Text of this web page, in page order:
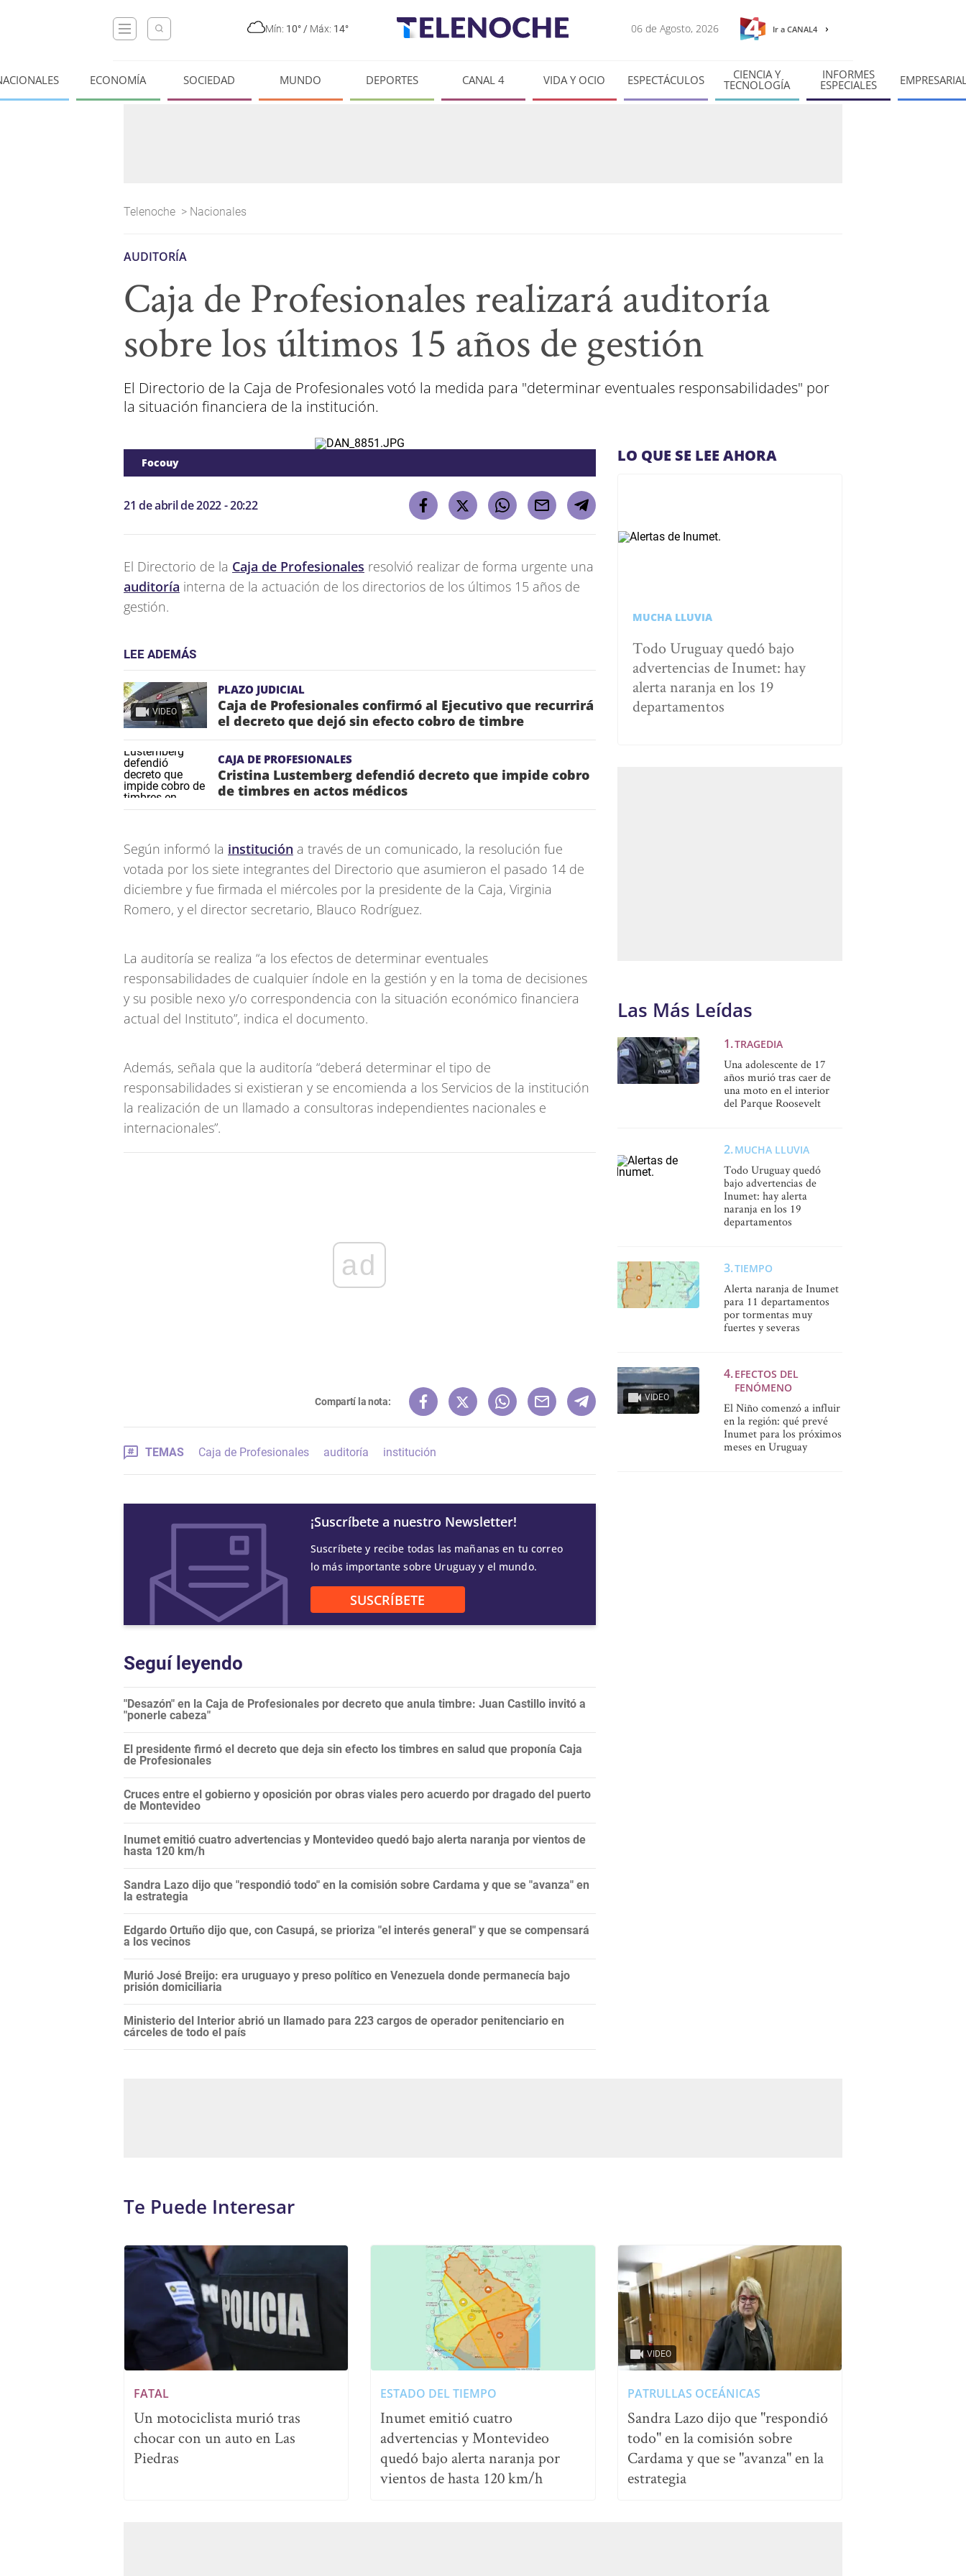
Mín: 10° / Máx: 14° 06 de Agosto, 2026 Ir a CANAL4
ECONOMÍA SOCIEDAD MUNDO DEPORTES CANAL 4 VIDA Y OCIO ESPECTÁCULOS CIENCIA Y
TECNOLOGÍA
INFORMES
ESPECIALES
Telenoche > Nacionales
AUDITORÍA
Caja de Profesionales realizará auditoría
sobre los últimos 15 años de gestión
El Directorio de la Caja de Profesionales votó la medida para "determinar eventuales responsabilidades" por
la situación financiera de la institución.
Focouy
21 de abril de 2022 - 20:22
El Directorio de la Caja de Profesionales resolvió realizar de forma urgente una
auditoría interna de la actuación de los directorios de los últimos 15 años de
gestión.
LEE ADEMÁS
VIDEO
PLAZO JUDICIAL
Caja de Profesionales confirmó al Ejecutivo que recurrirá
el decreto que dejó sin efecto cobro de timbre
CAJA DE PROFESIONALES
Cristina Lustemberg defendió decreto que impide cobro
de timbres en actos médicos
Según informó la institución a través de un comunicado, la resolución fue
votada por los siete integrantes del Directorio que asumieron el pasado 14 de
diciembre y fue firmada el miércoles por la presidente de la Caja, Virginia
Romero, y el director secretario, Blauco Rodríguez.
La auditoría se realiza “a los efectos de determinar eventuales
responsabilidades de cualquier índole en la gestión y en la toma de decisiones
y su posible nexo y/o correspondencia con la situación económico financiera
actual del Instituto”, indica el documento.
Además, señala que la auditoría “deberá determinar el tipo de
responsabilidades si existieran y se encomienda a los Servicios de la institución
la realización de un llamado a consultoras independientes nacionales e
internacionales”.
ad
Compartí la nota:
TEMAS Caja de Profesionales auditoría institución
¡Suscríbete a nuestro Newsletter!
Suscríbete y recibe todas las mañanas en tu correo
lo más importante sobre Uruguay y el mundo.
SUSCRÍBETE
Seguí leyendo
"Desazón" en la Caja de Profesionales por decreto que anula timbre: Juan Castillo invitó a
"ponerle cabeza"
El presidente firmó el decreto que deja sin efecto los timbres en salud que proponía Caja
de Profesionales
Cruces entre el gobierno y oposición por obras viales pero acuerdo por dragado del puerto
de Montevideo
Inumet emitió cuatro advertencias y Montevideo quedó bajo alerta naranja por vientos de
hasta 120 km/h
Sandra Lazo dijo que "respondió todo" en la comisión sobre Cardama y que se "avanza" en
la estrategia
Edgardo Ortuño dijo que, con Casupá, se prioriza "el interés general" y que se compensará
a los vecinos
Murió José Breijo: era uruguayo y preso político en Venezuela donde permanecía bajo
prisión domiciliaria
Ministerio del Interior abrió un llamado para 223 cargos de operador penitenciario en
cárceles de todo el país
LO QUE SE LEE AHORA
MUCHA LLUVIA
Todo Uruguay quedó bajo
advertencias de Inumet: hay
alerta naranja en los 19
departamentos
Las Más Leídas
TRAGEDIA
Una adolescente de 17
años murió tras caer de
una moto en el interior
del Parque Roosevelt
MUCHA LLUVIA
Todo Uruguay quedó
bajo advertencias de
Inumet: hay alerta
naranja en los 19
departamentos
TIEMPO
Alerta naranja de Inumet
para 11 departamentos
por tormentas muy
fuertes y severas
VIDEO
EFECTOS DEL
FENÓMENO
El Niño comenzó a influir
en la región: qué prevé
Inumet para los próximos
meses en Uruguay
Te Puede Interesar
FATAL
Un motociclista murió tras
chocar con un auto en Las
Piedras
ESTADO DEL TIEMPO
Inumet emitió cuatro
advertencias y Montevideo
quedó bajo alerta naranja por
vientos de hasta 120 km/h
VIDEO
PATRULLAS OCEÁNICAS
Sandra Lazo dijo que "respondió
todo" en la comisión sobre
Cardama y que se "avanza" en la
estrategia